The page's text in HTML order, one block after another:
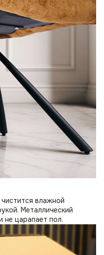
чистится влажной
Металлический
не царапает пол.